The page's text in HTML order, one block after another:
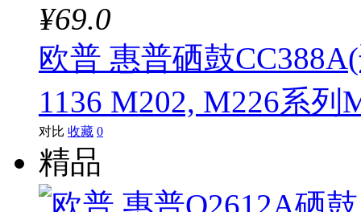
¥69.0
欧普 惠普硒鼓
1136 M202, M226系
对比 收藏 0
精品